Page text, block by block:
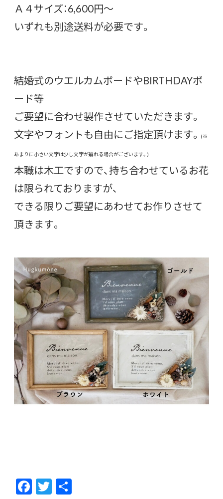
Ａ４サイズ：6,600円～
いずれも別途送料が必要です。
結婚式のウエルカムボードやBIRTHDAYボ
ード等
ご要望に合わせ製作させていただきます。
文字やフォントも自由にご指定頂けます。 (※
あまりに小さい文字は少し文字が崩れる場合がございます。)
本職は木工ですので、持ち合わせているお花
は限られておりますが、
できる限りご要望にあわせてお作りさせて
頂きます。
F T